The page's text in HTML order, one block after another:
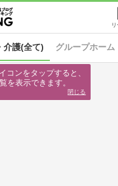
介護(全て) グループホーム
コンをタップすると、
を表示できます。
閉じる